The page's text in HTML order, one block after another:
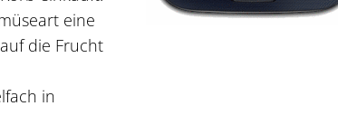
eine
die Frucht
in